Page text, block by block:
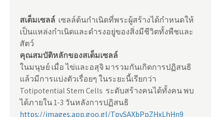
สเต็มเซลล์ เซลล์ต้นกำเนิดที่พระผู้สร้างได้กำหนดให้
เป็นแหล่งกำเนิดและดำรงอยู่ของสิ่งมีชีวิตทั้งพืชและ
สัตว์
คุณสมบัติหลักของสเต็มเซลล์
ในมนุษย์ เมื่อ ไข่และอสุจิ มารวมกันเกิดการปฏิสนธิ
แล้วมีการแบ่งตัวเรื่อยๆ ในระยะนี้เรียกว่า
Totipotential Stem Cells ระดับสร้างคนได้ทั้งคน พบ
ได้ภายใน 1-3 วันหลังการปฏิสนธิ
https://images.app.goo.gl/TpvSAXbPpZHxLhHn9